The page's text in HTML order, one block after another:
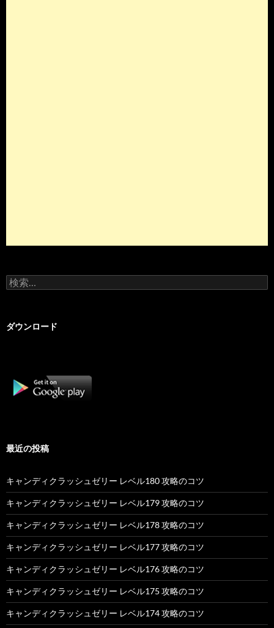
検
索:
ダウンロード
最近の投稿
キャンディクラッシュゼリー レベル180 攻略のコツ
キャンディクラッシュゼリー レベル179 攻略のコツ
キャンディクラッシュゼリー レベル178 攻略のコツ
キャンディクラッシュゼリー レベル177 攻略のコツ
キャンディクラッシュゼリー レベル176 攻略のコツ
キャンディクラッシュゼリー レベル175 攻略のコツ
キャンディクラッシュゼリー レベル174 攻略のコツ